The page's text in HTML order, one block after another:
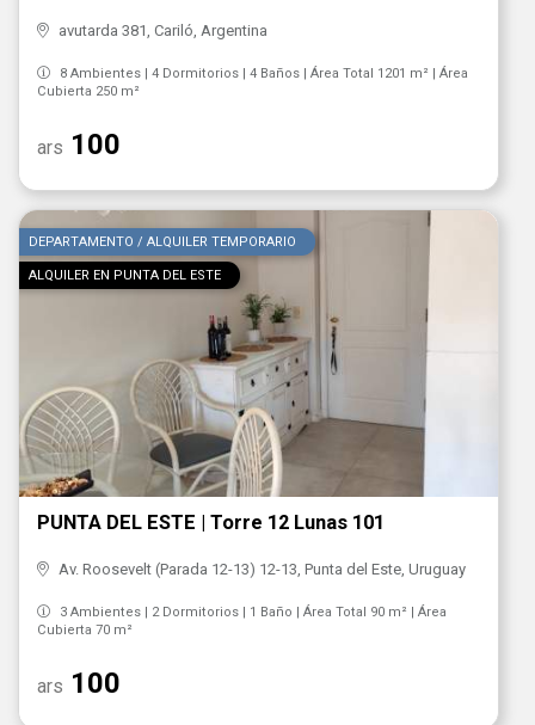
avutarda 381, Cariló, Argentina
8 Ambientes | 4 Dormitorios | 4 Baños | Área Total 1201 m² | Área
Cubierta 250 m²
ars 100
DEPARTAMENTO / ALQUILER TEMPORARIO
ALQUILER EN PUNTA DEL ESTE
PUNTA DEL ESTE | Torre 12 Lunas 101
Av. Roosevelt (Parada 12-13) 12-13, Punta del Este, Uruguay
3 Ambientes | 2 Dormitorios | 1 Baño | Área Total 90 m² | Área
Cubierta 70 m²
ars 100